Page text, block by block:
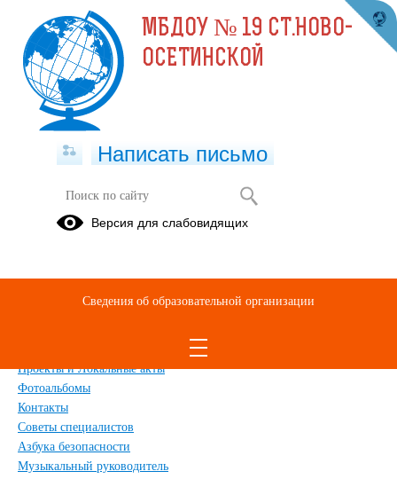
Карта сайта
Обращения граждан
Проекты и Локальные акты
Фотоальбомы
Контакты
Советы специалистов
Азбука безопасности
Музыкальный руководитель
МБДОУ № 19 СТ.НОВО-
ОСЕТИНСКОЙ
Написать письмо
Версия для слабовидящих
Сведения об образовательной организации